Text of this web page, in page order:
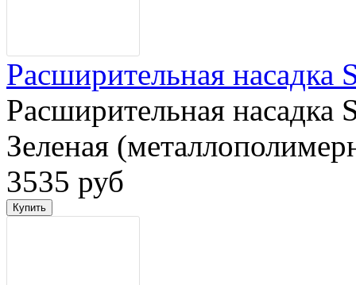
Расширительная насадка
Расширительная насадка
Зеленая
3535 руб